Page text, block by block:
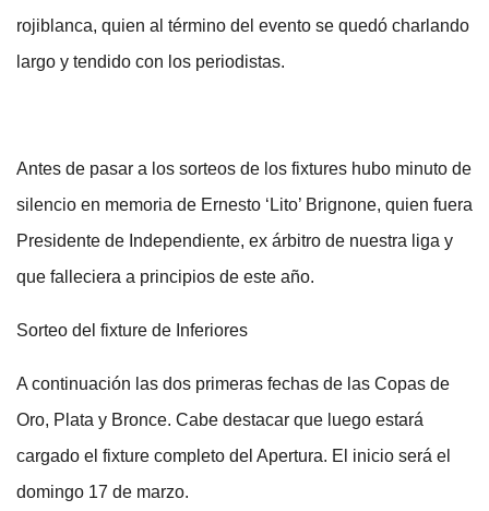
rojiblanca, quien al término del evento se quedó charlando
largo y tendido con los periodistas.
Antes de pasar a los sorteos de los fixtures hubo minuto de
silencio en memoria de Ernesto ‘Lito’ Brignone, quien fuera
Presidente de Independiente, ex árbitro de nuestra liga y
que falleciera a principios de este año.
Sorteo del fixture de Inferiores
A continuación las dos primeras fechas de las Copas de
Oro, Plata y Bronce. Cabe destacar que luego estará
cargado el fixture completo del Apertura. El inicio será el
domingo 17 de marzo.